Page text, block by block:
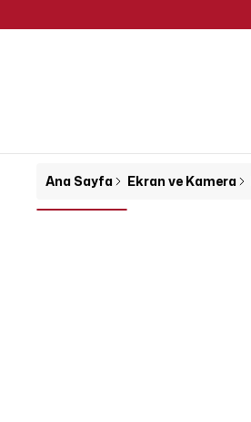
Ana Sayfa Ekran ve Kamera